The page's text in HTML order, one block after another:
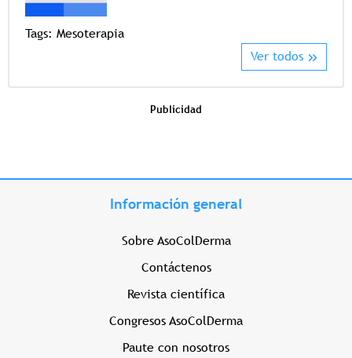
Tags: Mesoterapia
Ver todos
Publicidad
Información general
Sobre AsoColDerma
Contáctenos
Revista científica
Congresos AsoColDerma
Paute con nosotros